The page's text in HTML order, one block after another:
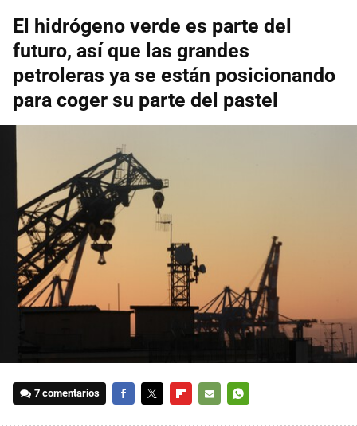
El hidrógeno verde es parte del
futuro, así que las grandes
petroleras ya se están posicionando
para coger su parte del pastel
7 comentarios